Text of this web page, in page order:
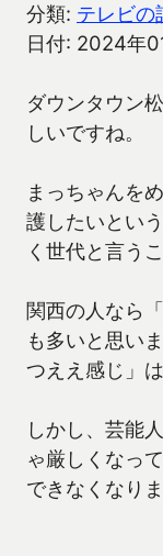
分類: テレビの
日付: 2024年
ダウンタウン
しいですね。
まっちゃんを
護したいとい
く世代と言う
関西の人なら
も多いと思い
つええ感じ」
しかし、芸能
ゃ厳しくなっ
できなくなりま